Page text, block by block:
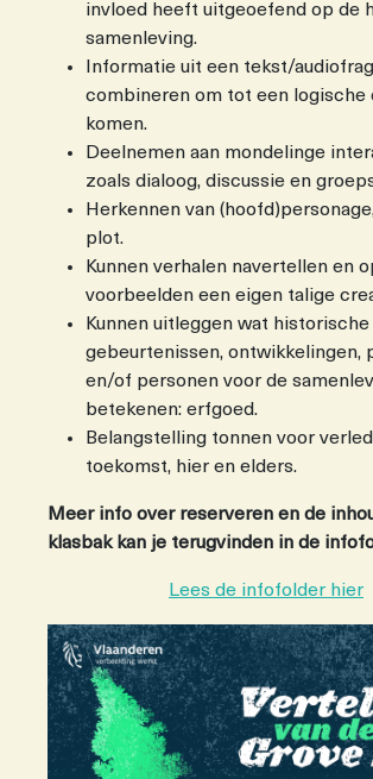
invloed heeft uitgeoefend op de
samenleving.
Informatie uit een tekst/
combineren om tot een logische
komen.
Deelnemen aan mondelinge
zoals dialoog, discussie en
Herkennen van
plot.
Kunnen verhalen navertellen en
voorbeelden een eigen talige
Kunnen uitleggen wat historische
gebeurtenissen, ontwikkelingen,
en/of personen voor de
betekenen: erfgoed.
Belangstelling tonnen voor
toekomst, hier en elders.
Meer info over reserveren en de
klasbak kan je terugvinden in de
Lees de infofolder hier